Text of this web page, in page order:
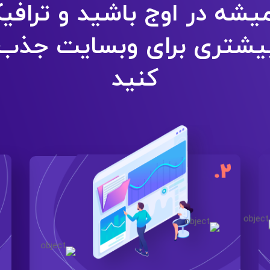
در اوج باشید و
برای وبسایت
کنید